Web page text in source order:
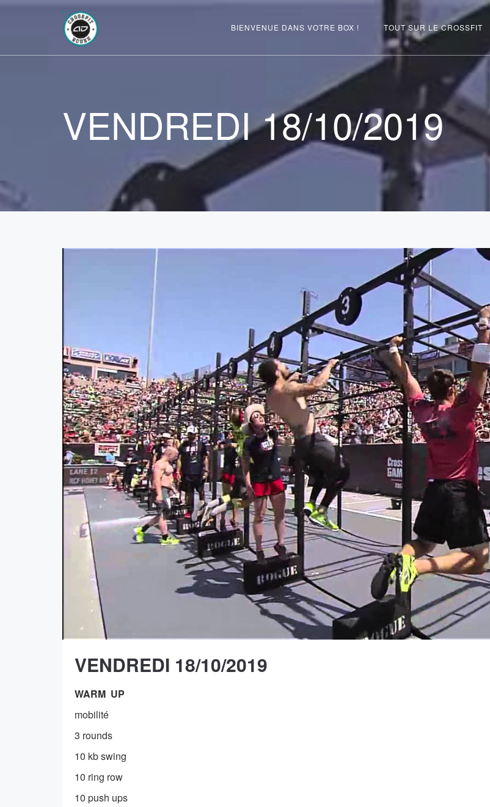
BIENVENUE DANS VOTRE BOX ! TOUT SUR LE CROSSFIT
VENDREDI 18/10/2019
VENDREDI 18/10/2019
WARM UP
mobilité
3 rounds
10 kb swing
10 ring row
10 push ups